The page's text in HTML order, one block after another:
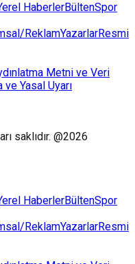
HaberlerBültenSpor
ReklamYazarlarResmi
Metni ve Veri
ve Yasal Uyarı
saklıdır. @2026
HaberlerBültenSpor
ReklamYazarlarResmi